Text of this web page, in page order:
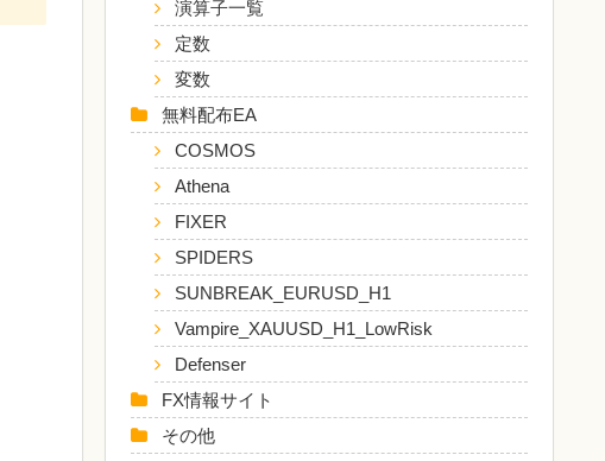
演算子一覧
定数
変数
無料配布EA
COSMOS
Athena
FIXER
SPIDERS
SUNBREAK_EURUSD_H1
Vampire_XAUUSD_H1_LowRisk
Defenser
FX情報サイト
その他